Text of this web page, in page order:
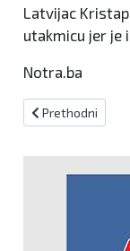
Latvijac
utakmicu jer je
Notra.ba
Prethodni
Prethodni